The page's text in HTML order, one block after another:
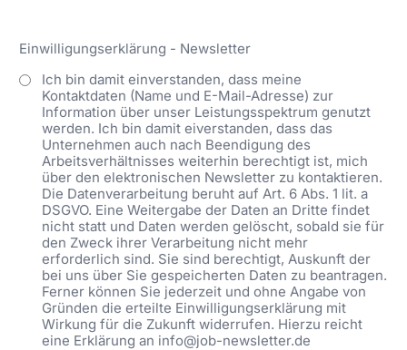
Einwilligungserklärung - Newsletter
Ich bin damit einverstanden, dass meine
Kontaktdaten (Name und E-Mail-Adresse) zur
Information über unser Leistungsspektrum genutzt
werden. Ich bin damit eiverstanden, dass das
Unternehmen auch nach Beendigung des
Arbeitsverhältnisses weiterhin berechtigt ist, mich
über den elektronischen Newsletter zu kontaktieren.
Die Datenverarbeitung beruht auf Art. 6 Abs. 1 lit. a
DSGVO. Eine Weitergabe der Daten an Dritte findet
nicht statt und Daten werden gelöscht, sobald sie für
den Zweck ihrer Verarbeitung nicht mehr
erforderlich sind. Sie sind berechtigt, Auskunft der
bei uns über Sie gespeicherten Daten zu beantragen.
Ferner können Sie jederzeit und ohne Angabe von
Gründen die erteilte Einwilligungserklärung mit
Wirkung für die Zukunft widerrufen. Hierzu reicht
eine Erklärung an info@job-newsletter.de